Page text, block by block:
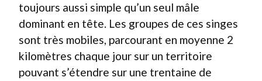
toujours aussi simple qu’un seul mâle
dominant en tête. Les groupes de ces singes
sont très mobiles, parcourant en moyenne 2
kilomètres chaque jour sur un territoire
pouvant s’étendre sur une trentaine de